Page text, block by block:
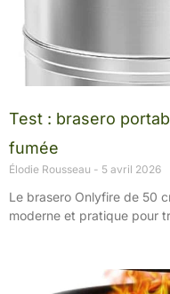
Test : brasero
fumée
Élodie Rousseau 5 avril 2026
Le brasero Onlyfire de 50
moderne et pratique pour